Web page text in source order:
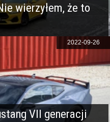
wierzyłem, że to
VII generacji
2022-09-26